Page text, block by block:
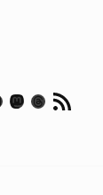
Mastodon Threads RSS-Feed